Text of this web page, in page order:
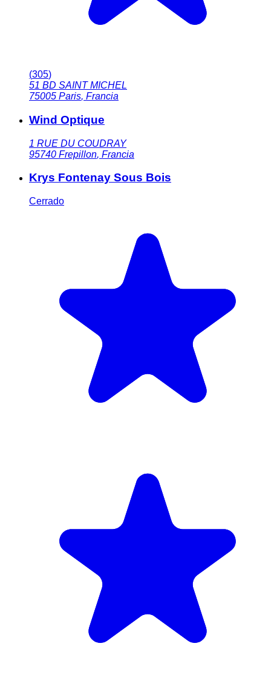
(305)
51 BD SAINT MICHEL
75005 Paris, Francia
Wind Optique
1 RUE DU COUDRAY
95740 Frepillon, Francia
Krys Fontenay Sous Bois
Cerrado